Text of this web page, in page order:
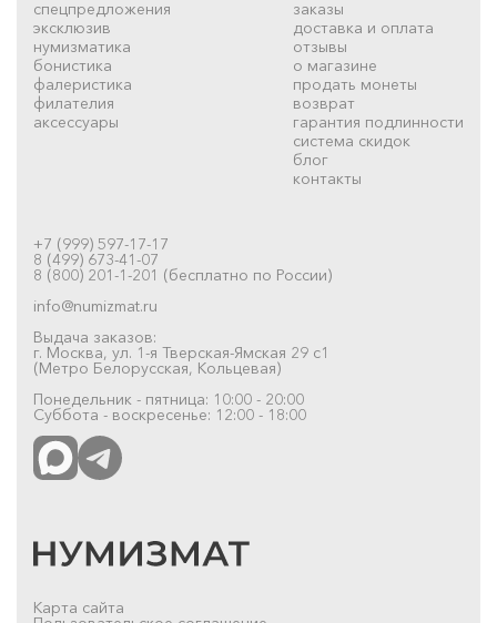
спецпредложения
эксклюзив
нумизматика
бонистика
фалеристика
филателия
аксессуары
заказы
доставка и оплата
отзывы
о магазине
продать монеты
возврат
гарантия подлинности
система скидок
блог
контакты
+7 (999) 597-17-17
8 (499) 673-41-07
8 (800) 201-1-201 (бесплатно по России)
info@numizmat.ru
Выдача заказов:
г. Москва, ул. 1-я Тверская-Ямская 29 с1
(Метро Белорусская, Кольцевая)
Понедельник - пятница: 10:00 - 20:00
Суббота - воскресенье: 12:00 - 18:00
Карта сайта